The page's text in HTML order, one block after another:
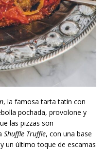
, la famosa tarta tatin con
pochada, provolone y
las pizzas son
Shuffle Truffle, con una base
un último toque de escamas